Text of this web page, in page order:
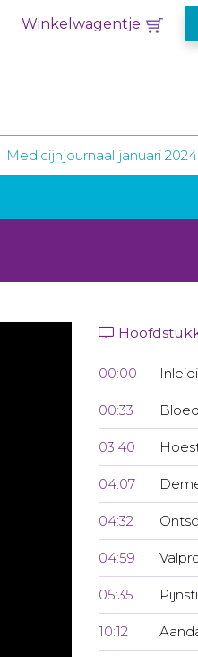
Winkelwagentje
Medicijnjournaal januari 2024
00:00
00:33
03:40
04:07
04:32
04:59
05:35
10:12